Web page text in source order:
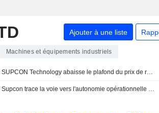
Ajouter à une liste
Machines et équipements industriels
SUPCON Technology abaisse le plafond du prix de rachat d'actions
Supcon trace la voie vers l'autonomie opérationnelle grâce aux commandes définies par logiciel, aux modèles d'IA industrielle et aux plateformes d'IA agentique